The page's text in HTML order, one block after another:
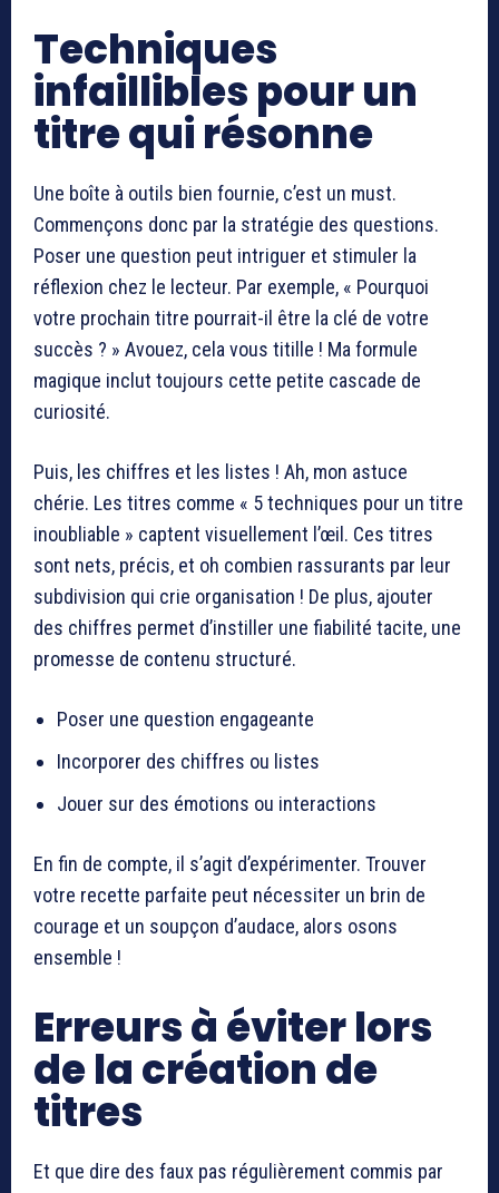
Techniques
infaillibles pour un
titre qui résonne
Une boîte à outils bien fournie, c’est un must.
Commençons donc par la stratégie des questions.
Poser une question peut intriguer et stimuler la
réflexion chez le lecteur. Par exemple, « Pourquoi
votre prochain titre pourrait-il être la clé de votre
succès ? » Avouez, cela vous titille ! Ma formule
magique inclut toujours cette petite cascade de
curiosité.
Puis, les chiffres et les listes ! Ah, mon astuce
chérie. Les titres comme « 5 techniques pour un titre
inoubliable » captent visuellement l’œil. Ces titres
sont nets, précis, et oh combien rassurants par leur
subdivision qui crie organisation ! De plus, ajouter
des chiffres permet d’instiller une fiabilité tacite, une
promesse de contenu structuré.
Poser une question engageante
Incorporer des chiffres ou listes
Jouer sur des émotions ou interactions
En fin de compte, il s’agit d’expérimenter. Trouver
votre recette parfaite peut nécessiter un brin de
courage et un soupçon d’audace, alors osons
ensemble !
Erreurs à éviter lors
de la création de
titres
Et que dire des faux pas régulièrement commis par